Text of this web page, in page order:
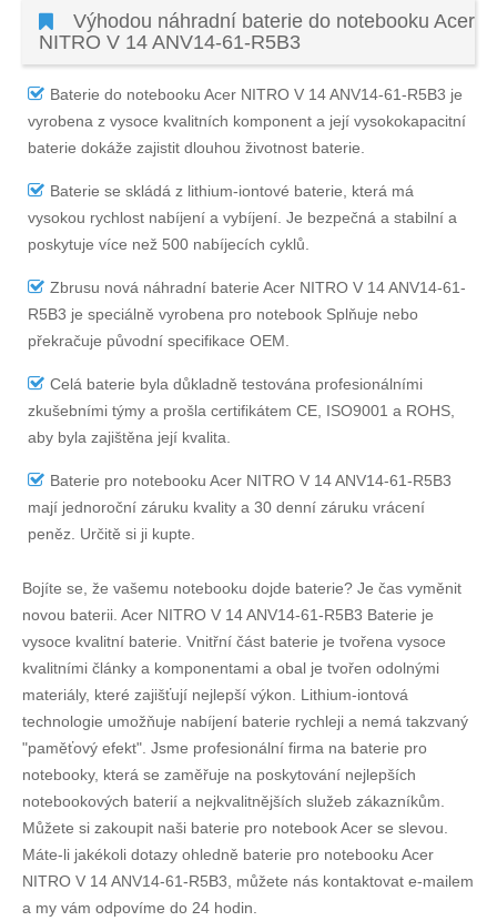
Výhodou náhradní baterie do notebooku Acer
NITRO V 14 ANV14-61-R5B3
Baterie do notebooku Acer NITRO V 14 ANV14-61-R5B3 je
vyrobena z vysoce kvalitních komponent a její vysokokapacitní
baterie dokáže zajistit dlouhou životnost baterie.
Baterie se skládá z lithium-iontové baterie, která má
vysokou rychlost nabíjení a vybíjení. Je bezpečná a stabilní a
poskytuje více než 500 nabíjecích cyklů.
Zbrusu nová náhradní baterie Acer NITRO V 14 ANV14-61-
R5B3 je speciálně vyrobena pro notebook Splňuje nebo
překračuje původní specifikace OEM.
Celá baterie byla důkladně testována profesionálními
zkušebními týmy a prošla certifikátem CE, ISO9001 a ROHS,
aby byla zajištěna její kvalita.
Baterie pro notebooku Acer NITRO V 14 ANV14-61-R5B3
mají jednoroční záruku kvality a 30 denní záruku vrácení
peněz. Určitě si ji kupte.
Bojíte se, že vašemu notebooku dojde baterie? Je čas vyměnit
novou baterii. Acer NITRO V 14 ANV14-61-R5B3 Baterie je
vysoce kvalitní baterie. Vnitřní část baterie je tvořena vysoce
kvalitními články a komponentami a obal je tvořen odolnými
materiály, které zajišťují nejlepší výkon. Lithium-iontová
technologie umožňuje nabíjení baterie rychleji a nemá takzvaný
"paměťový efekt". Jsme profesionální firma na baterie pro
notebooky, která se zaměřuje na poskytování nejlepších
notebookových baterií a nejkvalitnějších služeb zákazníkům.
Můžete si zakoupit naši baterie pro notebook Acer se slevou.
Máte-li jakékoli dotazy ohledně baterie pro notebooku Acer
NITRO V 14 ANV14-61-R5B3 , můžete nás kontaktovat e-mailem
a my vám odpovíme do 24 hodin.